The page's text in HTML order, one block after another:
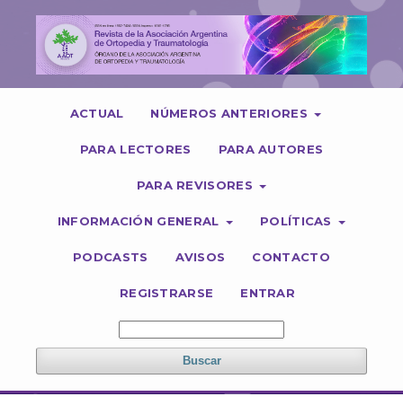
ACTUAL NÚMEROS ANTERIORES
PARA LECTORES PARA AUTORES
PARA REVISORES
INFORMACIÓN GENERAL POLÍTICAS
PODCASTS AVISOS CONTACTO
REGISTRARSE ENTRAR
Buscar